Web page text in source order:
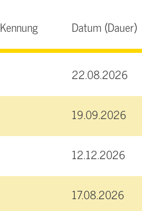
Kennung Datum (Dauer)
22.08.2026
19.09.2026
12.12.2026
17.08.2026